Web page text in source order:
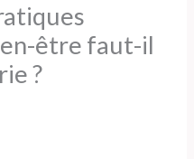
être faut-il
?